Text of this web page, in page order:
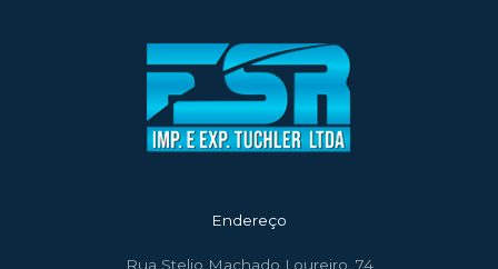
Endereço
Rua Stelio Machado Loureiro, 74